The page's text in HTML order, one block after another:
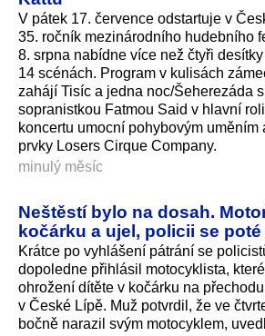
V pátek 17. července odstartuje v
35. ročník mezinárodního hudebního
8. srpna nabídne více než čtyři
14 scénách. Program v kulisách
zahájí Tisíc a jedna noc/Šeherezáda
sopranistkou Fatmou Said v hlavní
koncertu umocní pohybovým uměním
prvky Losers Cirque Company.
minulý měsíc
Neštěstí bylo na dosah.
kočárku a ujel, policii se
Krátce po vyhlášení pátrání se
dopoledne přihlásil motocyklista,
ohrožení dítěte v kočárku na
v České Lípě. Muž potvrdil, že ve
bočně narazil svým motocyklem,